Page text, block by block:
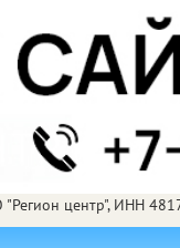
центр", ИНН